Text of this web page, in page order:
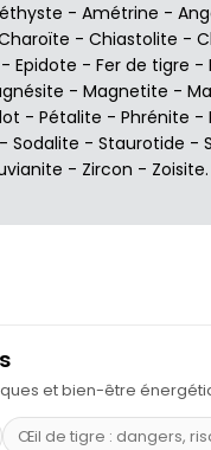
- Amétrine -
- Chiastolite -
- Epidote - Fer de tigre -
- Magnetite -
- Pétalite - Phrénite -
- Sodalite - Staurotide -
- Zircon - Zoisite.
et bien-être
Œil de tigre : dangers,